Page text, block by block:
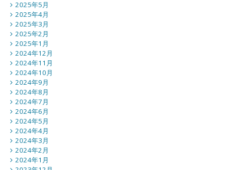
2025年5月
2025年4月
2025年3月
2025年2月
2025年1月
2024年12月
2024年11月
2024年10月
2024年9月
2024年8月
2024年7月
2024年6月
2024年5月
2024年4月
2024年3月
2024年2月
2024年1月